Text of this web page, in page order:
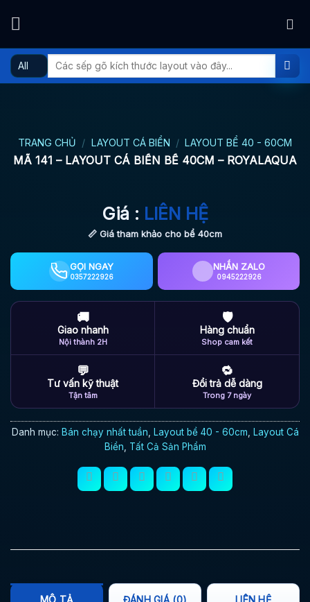
content
Tìm
kiếm:
TRANG CHỦ / LAYOUT CÁ BIỂN / LAYOUT BỂ 40 - 60CM
MÃ 141 – LAYOUT CÁ BIỂN BỂ 40CM – ROYALAQUA
Giá : LIÊN HỆ
📏 Giá tham khảo cho bể 40cm
GỌI NGAY
0357222926
NHẮN ZALO
0945222926
🚚
Giao nhanh
Nội thành 2H
🛡
Hàng chuẩn
Shop cam kết
💬
Tư vấn kỹ thuật
Tận tâm
🔁
Đổi trả dễ dàng
Trong 7 ngày
Danh mục: Bán chạy nhất tuần Layout bể 40 - 60cm
Layout Cá
Biển
Tất Cả Sản Phẩm
MÔ TẢ ĐÁNH GIÁ (0) LIÊN HỆ